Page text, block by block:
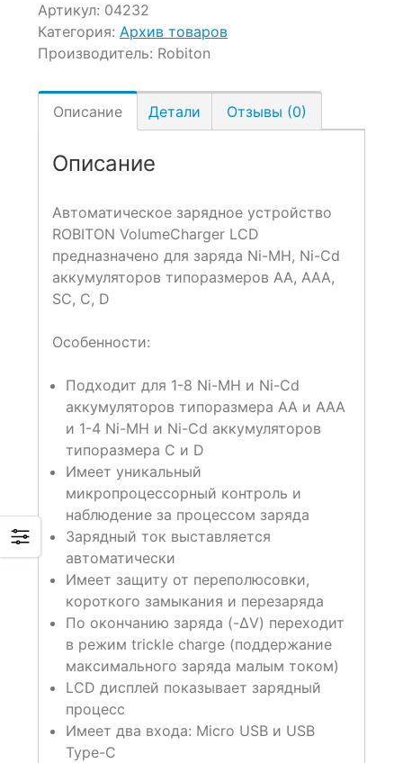
Артикул: 04232
Категория: Архив товаров
Производитель: Robiton
Описание Детали Отзывы (0)
Описание
Автоматическое зарядное устройство
ROBITON VolumeCharger LCD
предназначено для заряда Ni-MH, Ni-Cd
аккумуляторов типоразмеров AA, AAA,
SC, C, D
Особенности:
Подходит для 1-8 Ni-MH и Ni-Cd
аккумуляторов типоразмера АА и ААА
и 1-4 Ni-MH и Ni-Cd аккумуляторов
типоразмера С и D
Имеет уникальный
микропроцессорный контроль и
наблюдение за процессом заряда
Зарядный ток выставляется
автоматически
Имеет защиту от переполюсовки,
короткого замыкания и перезаряда
По окончанию заряда (-ΔV) переходит
в режим trickle charge (поддержание
максимального заряда малым током)
LCD дисплей показывает зарядный
процесс
Имеет два входа: Micro USB и USB
Type-C